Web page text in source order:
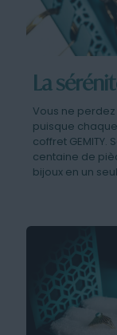
La
Vous ne
puisque
coffret
centaine de
bijoux en un